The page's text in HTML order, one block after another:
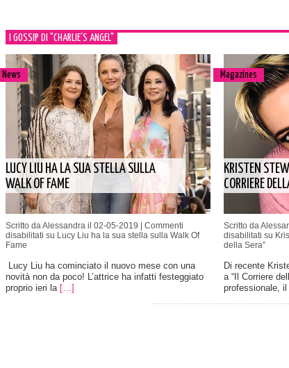
I GOSSIP DI "CHARLIE’S ANGEL"
News
LUCY LIU HA LA SUA STELLA SULLA
WALK OF FAME
Scritto da Alessandra il 02-05-2019 | Commenti
disabilitati su Lucy Liu ha la sua stella sulla Walk Of
Fame
Lucy Liu ha cominciato il nuovo mese con una
novità non da poco! L’attrice ha infatti festeggiato
proprio ieri la […]
Magazines
KRISTEN
CORRIERE
Scritto da
disabilitati su
della Sera”
Di recente
a “Il Corriere
professionale, il